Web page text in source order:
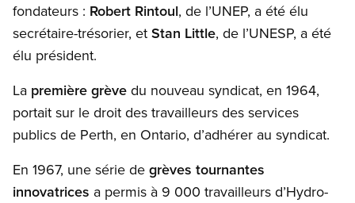
fondateurs : Robert Rintoul, de l’UNEP, a été élu
secrétaire-trésorier, et Stan Little, de l’UNESP, a été
élu président.
La première grève du nouveau syndicat, en 1964,
portait sur le droit des travailleurs des services
publics de Perth, en Ontario, d’adhérer au syndicat.
En 1967, une série de grèves tournantes
innovatrices a permis à 9 000 travailleurs d’Hydro-